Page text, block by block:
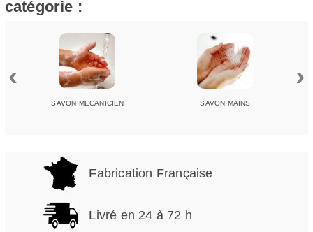
catégorie :
SAVON MECANICIEN SAVON MAINS
‹ ›
Fabrication Française
Livré en 24 à 72 h